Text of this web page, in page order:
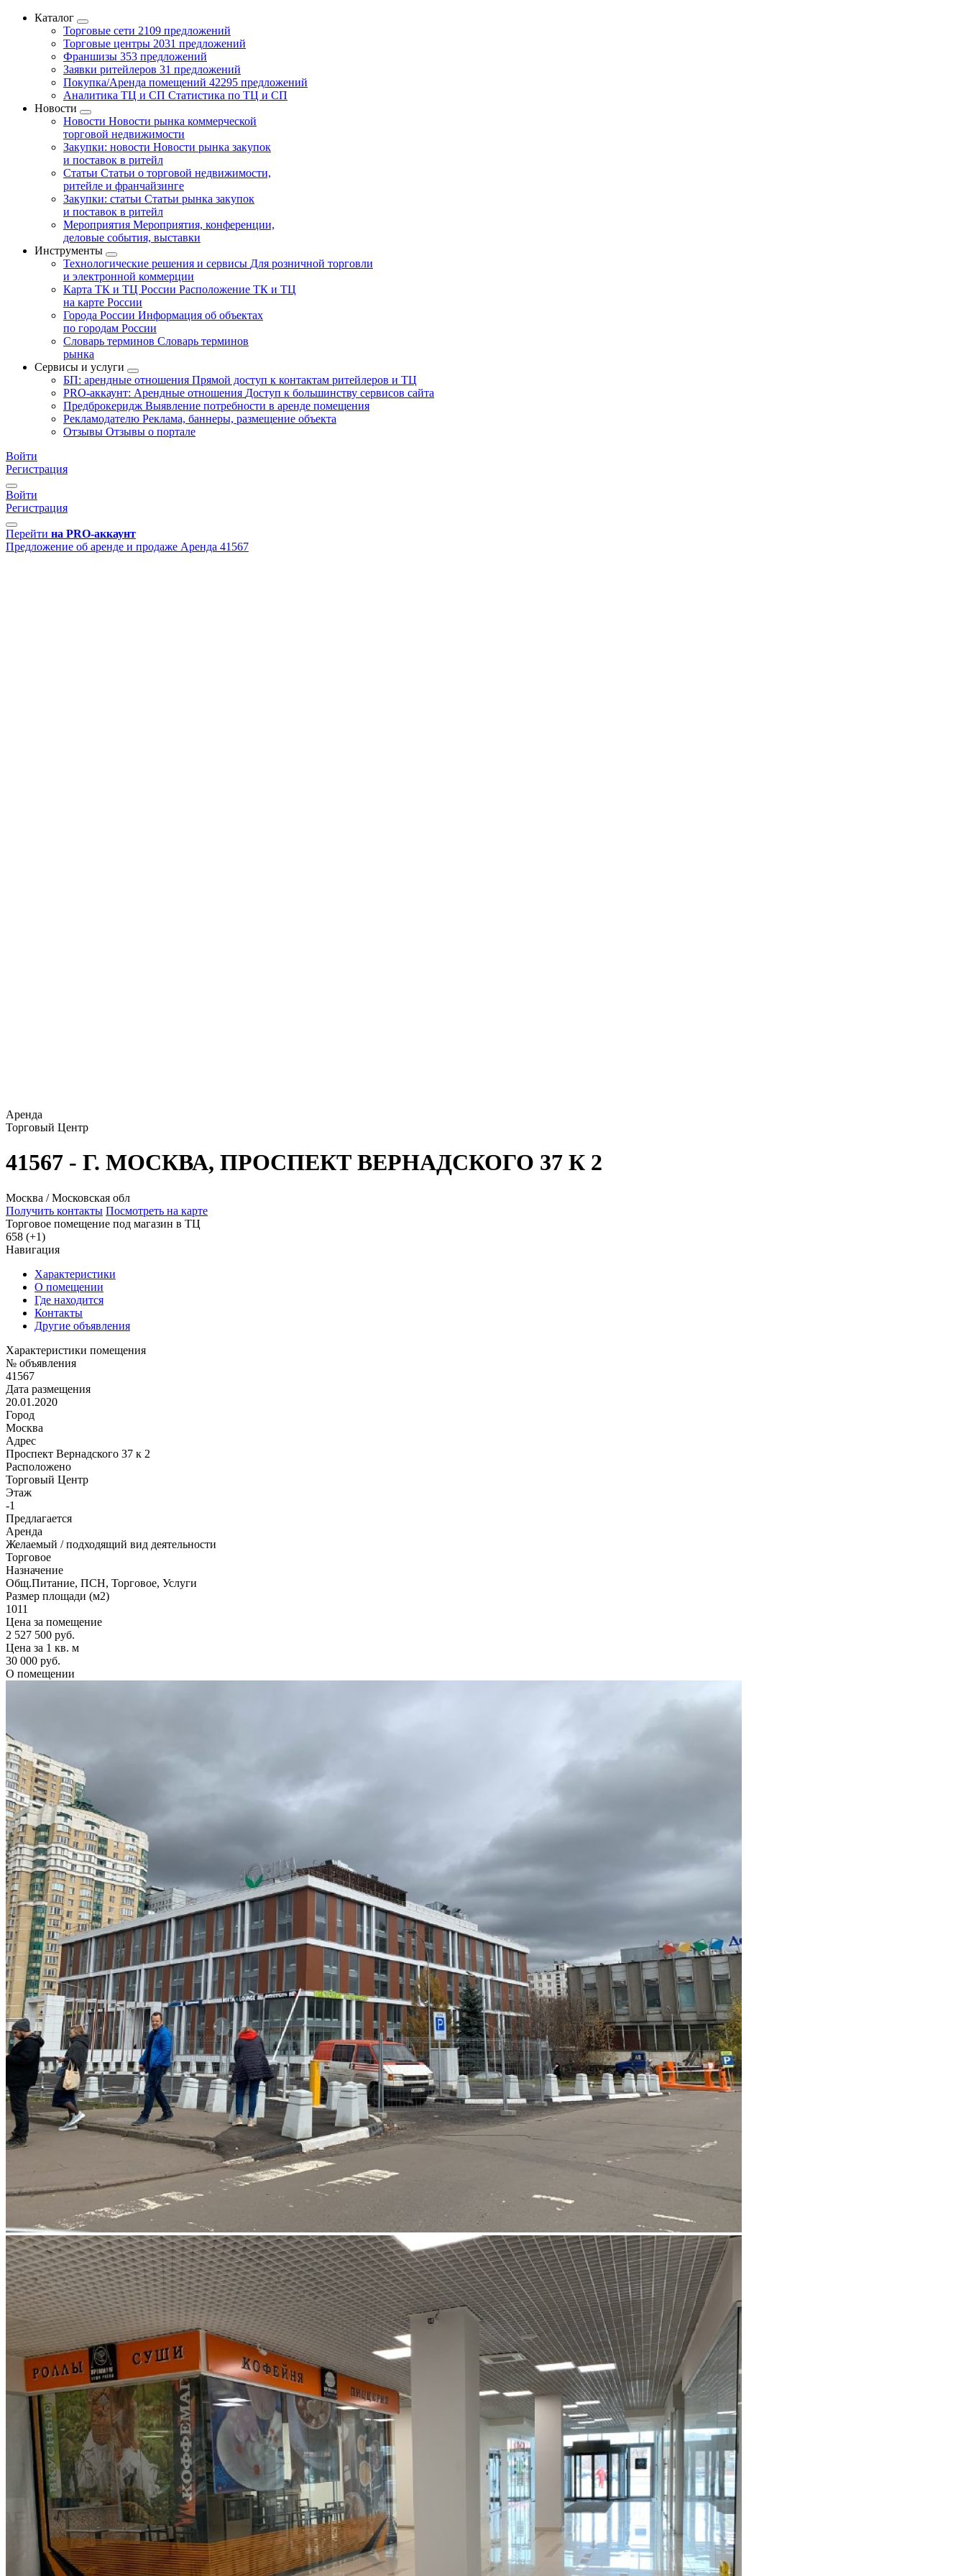
Каталог
Торговые сети 2109 предложений
Торговые центры 2031 предложений
Франшизы 353 предложений
Заявки ритейлеров 31 предложений
Покупка/Аренда помещений 42295 предложений
Аналитика ТЦ и СП Статистика по ТЦ и СП
Новости
Новости Новости рынка коммерческой
торговой недвижимости
Закупки: новости Новости рынка закупок
и поставок в ритейл
Статьи Статьи о торговой недвижимости,
ритейле и франчайзинге
Закупки: статьи Статьи рынка закупок
и поставок в ритейл
Мероприятия Мероприятия, конференции,
деловые события, выставки
Инструменты
Технологические решения и сервисы Для розничной торговли
и электронной коммерции
Карта ТК и ТЦ России Расположение ТК и ТЦ
на карте России
Города России Информация об объектах
по городам России
Словарь терминов Словарь терминов
рынка
Сервисы и услуги
БП: арендные отношения Прямой доступ к контактам ритейлеров и ТЦ
PRO-аккаунт: Арендные отношения Доступ к большинству сервисов сайта
Предброкеридж Выявление потребности в аренде помещения
Рекламодателю Реклама, баннеры, размещение объекта
Отзывы Отзывы о портале
Войти
Регистрация
Войти
Регистрация
Перейти на PRO-аккаунт
Предложение об аренде и продаже Аренда 41567
Аренда
Торговый Центр
41567 - Г. МОСКВА, ПРОСПЕКТ ВЕРНАДСКОГО 37 К 2
Москва / Московская обл
Получить контакты Посмотреть на карте
Торговое помещение под магазин в ТЦ
658 (+1)
Навигация
Характеристики
О помещении
Где находится
Контакты
Другие объявления
Характеристики помещения
№ объявления
41567
Дата размещения
20.01.2020
Город
Москва
Адрес
Проспект Вернадского 37 к 2
Расположено
Торговый Центр
Этаж
-1
Предлагается
Аренда
Желаемый / подходящий вид деятельности
Торговое
Назначение
Общ.Питание, ПСН, Торговое, Услуги
Размер площади (м2)
1011
Цена за помещение
2 527 500 руб.
Цена за 1 кв. м
30 000 руб.
О помещении